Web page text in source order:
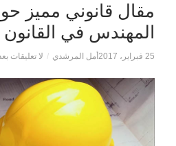
مقال قانوني مميز
المهندس في القانون
25 فبراير، 2017 أمل المرشدي / لا تعليقات بعد